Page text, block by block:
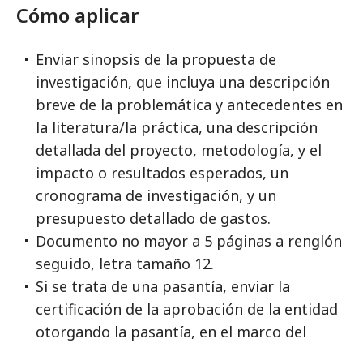
Cómo aplicar
Enviar sinopsis de la propuesta de
investigación, que incluya una descripción
breve de la problemática y antecedentes en
la literatura/la práctica, una descripción
detallada del proyecto, metodología, y el
impacto o resultados esperados, un
cronograma de investigación, y un
presupuesto detallado de gastos.
Documento no mayor a 5 páginas a renglón
seguido, letra tamaño 12.
Si se trata de una pasantía, enviar la
certificación de la aprobación de la entidad
otorgando la pasantía, en el marco del